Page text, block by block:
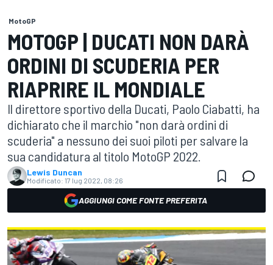
MotoGP
MOTOGP | DUCATI NON DARÀ
ORDINI DI SCUDERIA PER
RIAPRIRE IL MONDIALE
Il direttore sportivo della Ducati, Paolo Ciabatti, ha
dichiarato che il marchio "non darà ordini di
scuderia" a nessuno dei suoi piloti per salvare la
sua candidatura al titolo MotoGP 2022.
Lewis Duncan
Modificato: 17 lug 2022, 08:26
AGGIUNGI COME FONTE PREFERITA